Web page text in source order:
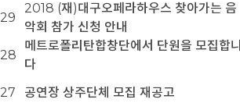
29
2018 (재)대구오페라하우스 찾아가는 음
악회 참가 신청 안내
28
메트로폴리탄합창단에서 단원을 모집합니
다
27
공연장 상주단체 모집 재공고